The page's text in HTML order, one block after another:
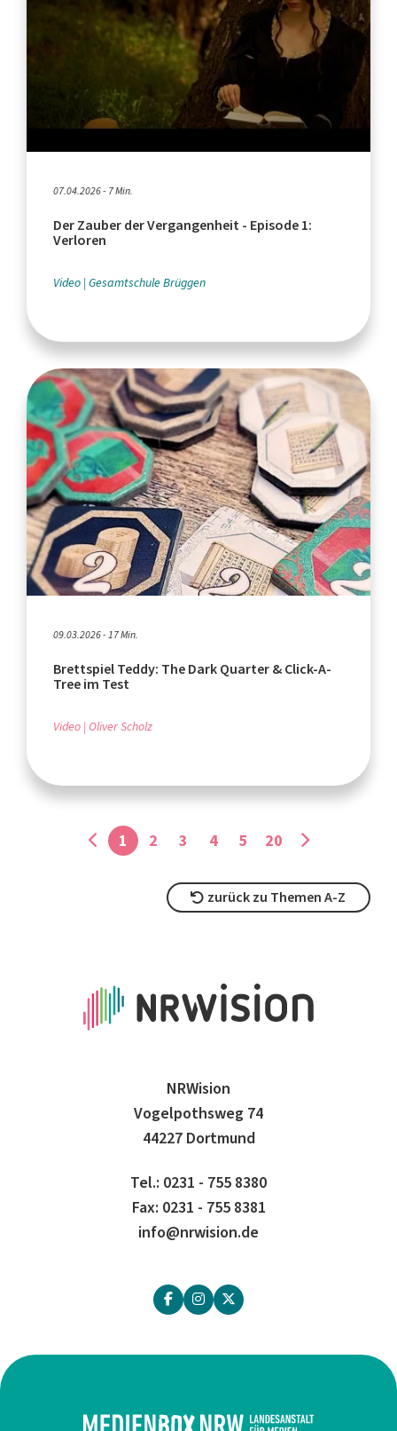
07.04.2026 - 7 Min.
Der Zauber der Vergangenheit - Episode 1:
Verloren
Video Gesamtschule Brüggen
09.03.2026 - 17 Min.
Brettspiel Teddy: The Dark Quarter & Click-A-
Tree im Test
Video Oliver Scholz
1 2 3 4 5 20
zurück zu Themen A-Z
NRWision
Vogelpothsweg 74
44227 Dortmund
Tel.: 0231 - 755 8380
Fax: 0231 - 755 8381
info@nrwision.de